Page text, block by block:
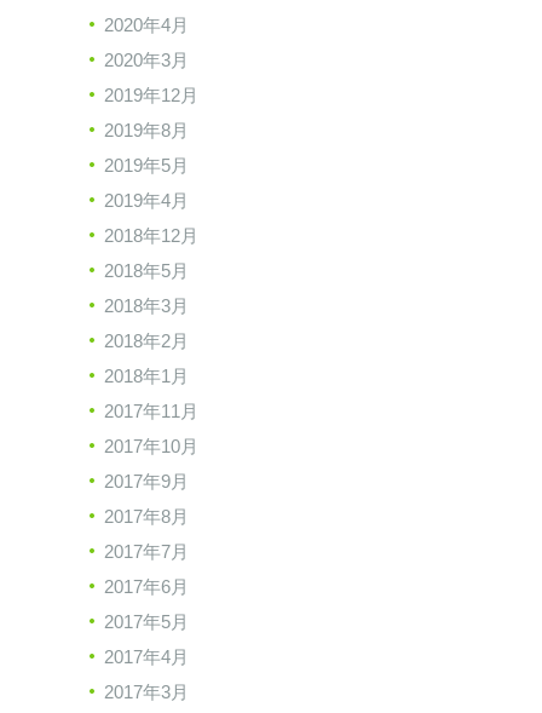
2020年4月
2020年3月
2019年12月
2019年8月
2019年5月
2019年4月
2018年12月
2018年5月
2018年3月
2018年2月
2018年1月
2017年11月
2017年10月
2017年9月
2017年8月
2017年7月
2017年6月
2017年5月
2017年4月
2017年3月